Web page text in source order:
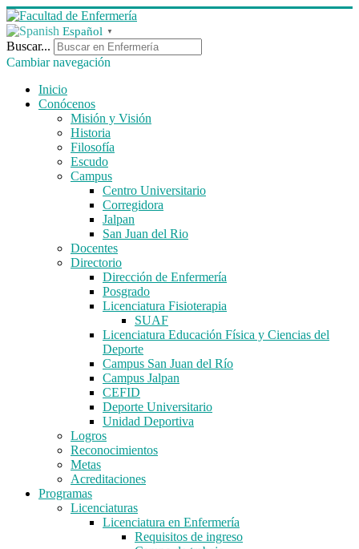
Español ▼
Buscar...
Cambiar navegación
Inicio
Conócenos
Misión y Visión
Historia
Filosofía
Escudo
Campus
Centro Universitario
Corregidora
Jalpan
San Juan del Rio
Docentes
Directorio
Dirección de Enfermería
Posgrado
Licenciatura Fisioterapia
SUAF
Licenciatura Educación Física y Ciencias del
Deporte
Campus San Juan del Río
Campus Jalpan
CEFID
Deporte Universitario
Unidad Deportiva
Logros
Reconocimientos
Metas
Acreditaciones
Programas
Licenciaturas
Licenciatura en Enfermería
Requisitos de ingreso